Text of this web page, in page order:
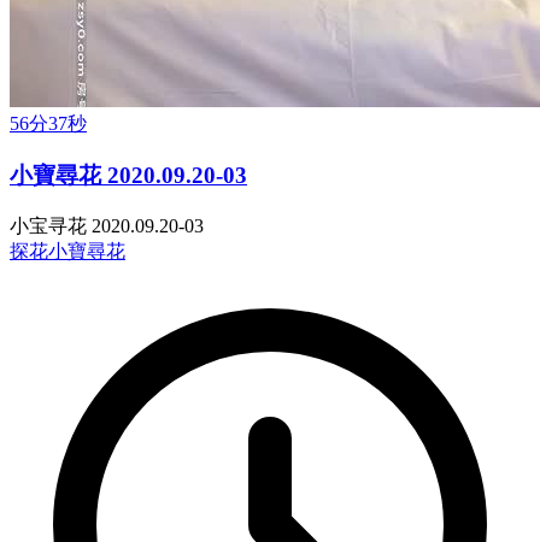
56分37秒
小寶尋花 2020.09.20-03
小宝寻花 2020.09.20-03
探花小寶尋花